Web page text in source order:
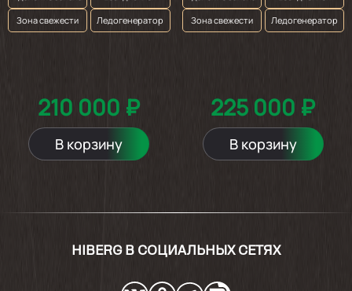
Зона свежести
Ледогенератор
210 000 ₽
В корзину
Зона свежести
Ледогенератор
225 000 ₽
В корзину
HIBERG В СОЦИАЛЬНЫХ СЕТЯХ